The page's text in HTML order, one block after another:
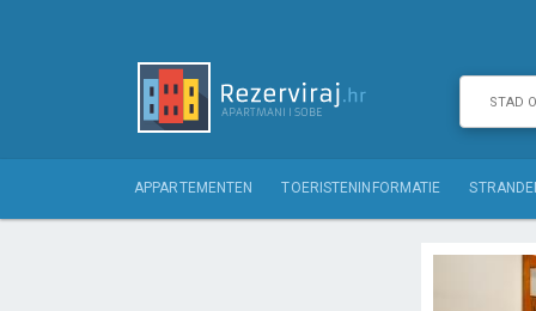
APPARTEMENTEN TOERISTENINFORMATIE